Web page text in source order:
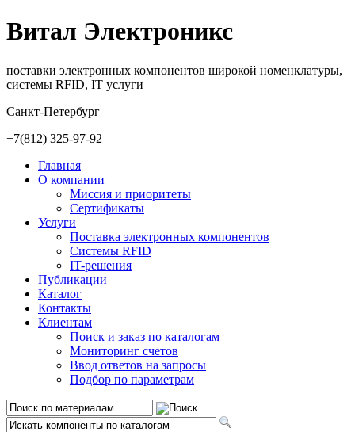
Витал Электроникс
поставки электронных компонентов широкой номенклатуры,
системы RFID, IT услуги
Санкт-Петербург
+7(812) 325-97-92
Главная
О компании
Миссия и приоритеты
Сертификаты
Услуги
Поставка электронных компонентов
Cистемы RFID
IT-решения
Публикации
Каталог
Контакты
Клиентам
Поиск и заказ по каталогам
Мониторинг счетов
Ввод ответов на запросы
Подбор по параметрам